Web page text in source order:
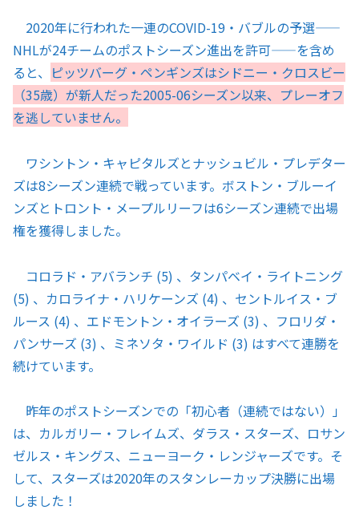
2020年に行われた一連のCOVID-19・バブルの予選——
NHLが24チームのポストシーズン進出を許可——を含め
ると、 ピッツバーグ・ペンギンズはシドニー・クロスビー
（35歳）が新人だった2005-06シーズン以来、プレーオフ
を逃していません。
ワシントン・キャピタルズとナッシュビル・プレデター
ズは8シーズン連続で戦っています。ボストン・ブルーイ
ンズとトロント・メープルリーフは6シーズン連続で出場
権を獲得しました。
コロラド・アバランチ (5) 、タンパベイ・ライトニング
(5) 、カロライナ・ハリケーンズ (4) 、セントルイス・ブ
ルース (4) 、エドモントン・オイラーズ (3) 、フロリダ・
パンサーズ (3) 、ミネソタ・ワイルド (3) はすべて連勝を
続けています。
昨年のポストシーズンでの「初心者（連続ではない）」
は、カルガリー・フレイムズ、ダラス・スターズ、ロサン
ゼルス・キングス、ニューヨーク・レンジャーズです。そ
して、スターズは2020年のスタンレーカップ決勝に出場
しました！